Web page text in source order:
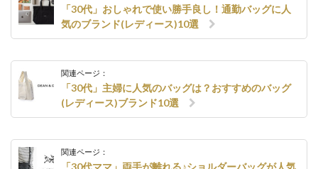
「30代」おしゃれで使い勝手良し！通勤バッグに人
気のブランド(レディース)10選
関連ページ：
「30代」主婦に人気のバッグは？おすすめのバッグ
(レディース)ブランド10選
関連ページ：